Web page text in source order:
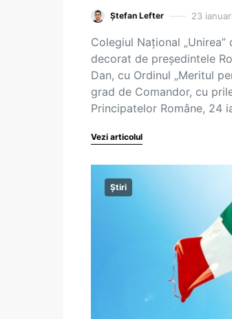
Ștefan Lefter 23
Colegiul Național
decorat de președintele
Dan, cu Ordinul „Meritul
grad de Comandor, cu
Principatelor Române, 24
Vezi articolul
Știri